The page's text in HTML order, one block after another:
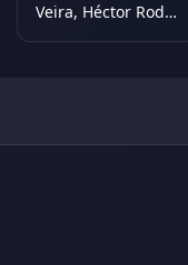
Veira, Héctor Rodolfo